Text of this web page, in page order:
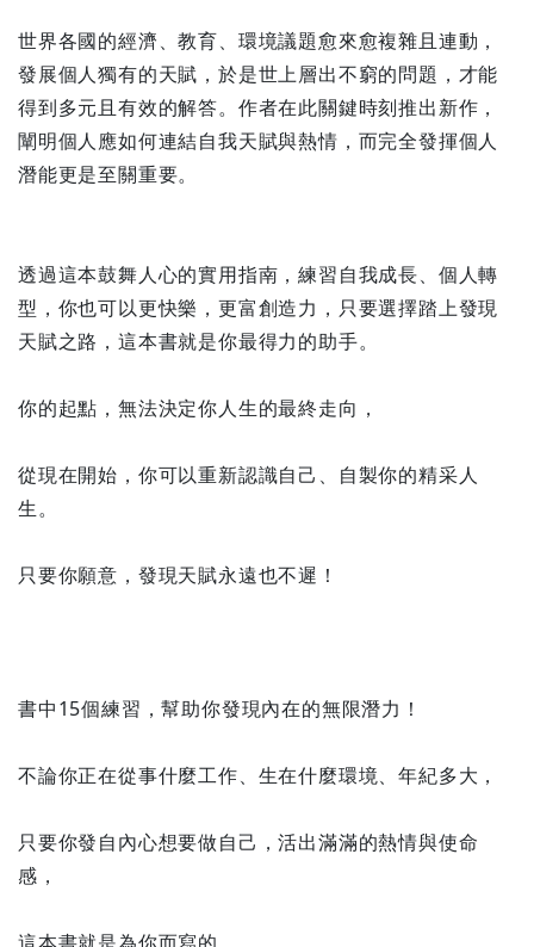
世界各國的經濟、教育、環境議題愈來愈複雜且連動，
發展個人獨有的天賦，於是世上層出不窮的問題，才能
得到多元且有效的解答。作者在此關鍵時刻推出新作，
闡明個人應如何連結自我天賦與熱情，而完全發揮個人
潛能更是至關重要。
透過這本鼓舞人心的實用指南，練習自我成長、個人轉
型，你也可以更快樂，更富創造力，只要選擇踏上發現
天賦之路，這本書就是你最得力的助手。
你的起點，無法決定你人生的最終走向，
從現在開始，你可以重新認識自己、自製你的精采人
生。
只要你願意，發現天賦永遠也不遲！
書中15個練習，幫助你發現內在的無限潛力！
不論你正在從事什麼工作、生在什麼環境、年紀多大，
只要你發自內心想要做自己，活出滿滿的熱情與使命
感，